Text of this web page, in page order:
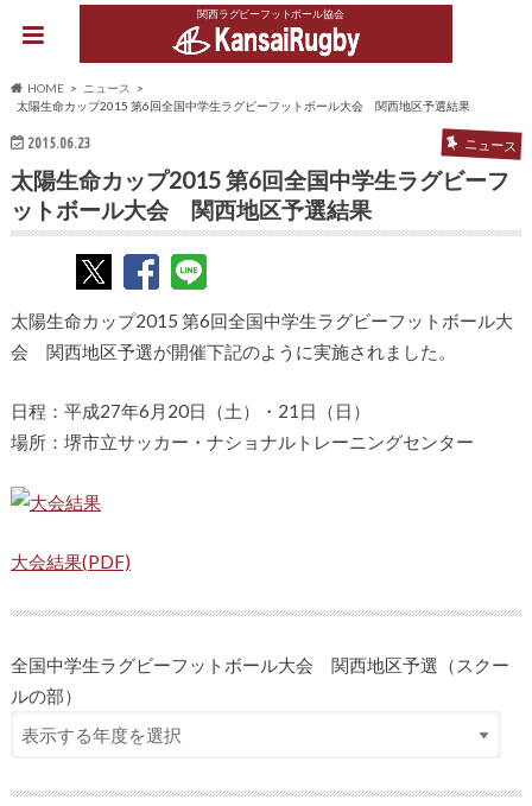
関西ラグビーフットボール協会
HOME
ニュース
太陽生命カップ2015 第6回全国中学生ラグビーフットボール大会 関西地区予選結果
2015.06.23 ニュース
太陽生命カップ2015 第6回全国中学生ラグビーフ
ットボール大会 関西地区予選結果
太陽生命カップ2015 第6回全国中学生ラグビーフットボール大
会 関西地区予選が開催下記のように実施されました。
日程：平成27年6月20日（土）・21日（日）
場所：堺市立サッカー・ナショナルトレーニングセンター
大会結果(PDF)
全国中学生ラグビーフットボール大会 関西地区予選（スクー
ルの部）